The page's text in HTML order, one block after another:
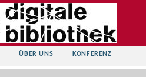
ÜBER UNS KONFERENZ